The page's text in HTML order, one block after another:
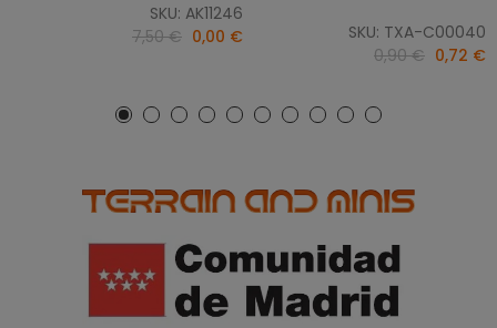
SKU: AK11246
7,50 € 0,00 €
SKU: TXA-C00040
0,90 € 0,72 €